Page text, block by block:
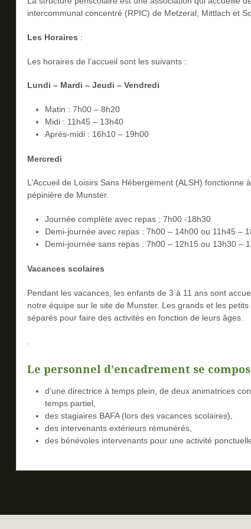
intercommunal concentré (RPIC) de Metzeral, Mittlach et
Les Horaires :
Les horaires de l’accueil sont les suivants :
Lundi – Mardi – Jeudi – Vendredi
Matin : 7h00 – 8h20
Midi : 11h45 – 13h40
Après-midi : 16h10 – 19h00
Mercredi
L’Accueil de Loisirs Sans Hébergement (ALSH) fonctionne
pépinière de Munster.
Journée complète avec repas : 7h00 -18h30
Demi-journée avec repas : 7h00 – 14h00 ou 11h45 –
Demi-journée sans repas : 7h00 – 12h15 ou 13h30 –
Vacances scolaires
Pendant les vacances, les enfants de 3 à 11 ans sont
notre équipe sur le site de Munster. Les grands et les petits
séparés pour faire des activités en fonction de leurs âges.
Le personnel d’encadrement se
d’une directrice à temps plein, de deux animatrices
temps partiel,
des stagiaires BAFA (lors des vacances scolaires),
des intervenants extérieurs rémunérés,
des bénévoles intervenants pour une activité